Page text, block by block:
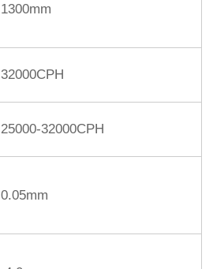
1300mm
32000CPH
25000-32000CPH
0.05mm